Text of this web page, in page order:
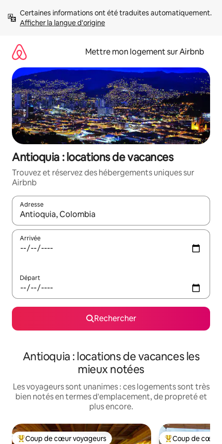
directement
Afficher la langue d'origine
Mettre mon logement sur Airbnb
Antioquia : locations de vacances
Trouvez et réservez des hébergements uniques sur
Airbnb
Adresse
Lorsque les résultats s'affichent, utilisez les flèches vers le
Arrivée
Départ
Rechercher
Antioquia : locations de vacances les
mieux notées
Les voyageurs sont unanimes : ces logements sont très
bien notés en termes d'emplacement, de propreté et
plus encore.
Coup de cœur voyageurs Coup de cœur